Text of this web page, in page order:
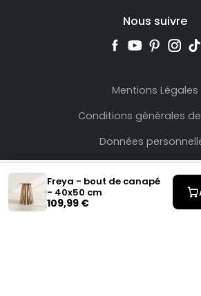
Freya - bout de canapé
- 40x50 cm
109,99 €
Nous suivre
Mentions Légales
Conditions générales
Données